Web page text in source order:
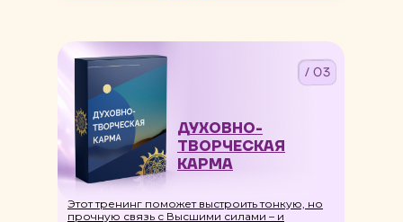
ДУХОВНО-
ТВОРЧЕСКАЯ
КАРМА
Этот тренинг поможет выстроить тонкую, но
прочную связь с Высшими силами – и
/ 03